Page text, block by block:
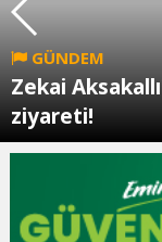
GÜNDEM
Zekai
ziyareti!